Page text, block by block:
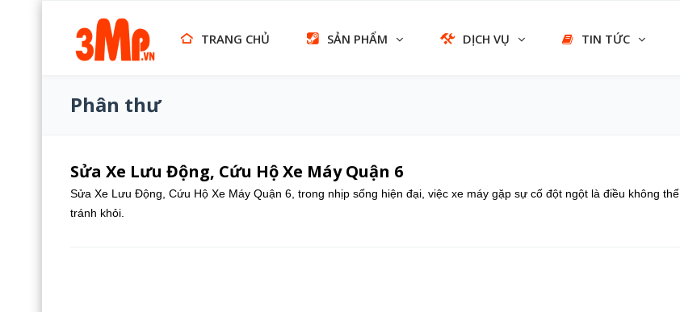
TRANG CHỦ SẢN PHẨM DỊCH VỤ TIN TỨC
Phân thư
Sửa Xe Lưu Động, Cứu Hộ Xe Máy Quận 6
Sửa Xe Lưu Động, Cứu Hộ Xe Máy Quận 6, trong nhịp sống hiện đại, việc xe máy gặp sự cố đột ngột là điều không thể
tránh khỏi.